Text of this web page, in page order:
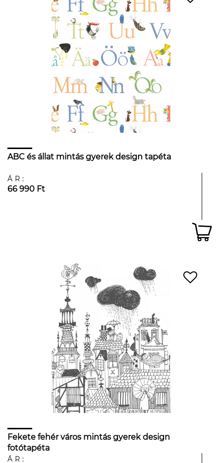
ABC és állat mintás gyerek design tapéta
ÁR:
66 990 Ft
Fekete fehér város mintás gyerek design
fotótapéta
ÁR: